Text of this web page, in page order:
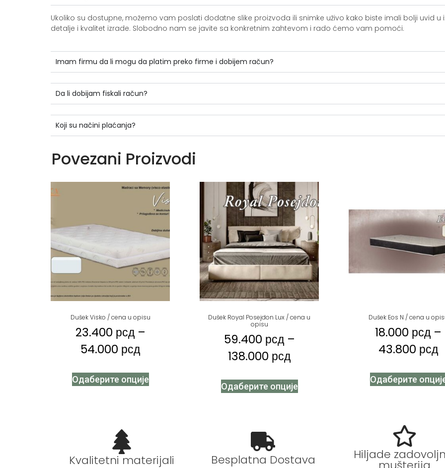
Ukoliko su dostupne, možemo vam poslati dodatne slike proizvoda ili snimke uživo kako biste imali bolji uvid u
detalje i kvalitet izrade. Slobodno nam se javite sa konkretnim zahtevom i rado ćemo vam pomoći.
Imam firmu da li mogu da platim preko firme i dobijem račun?
Da li dobijam fiskali račun?
Koji su načini plaćanja?
Povezani Proizvodi
Dušek Visko / cena u opisu
23.400 рсд –
54.000 рсд
Одаберите опције
Dušek Royal Posejdon Lux / cena u
opisu
59.400 рсд –
138.000 рсд
Одаберите опције
Dušek Eos N / cena u
18.000 рсд –
43.800 рсд
Одаберите
Kvalitetni materijali Besplatna Dostava Hiljade